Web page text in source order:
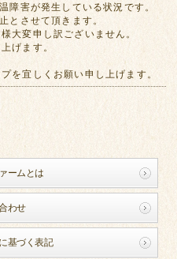
障害が発生している状況です。
とさせて頂きます。
大変申し訳ございません。
げます。
を宜しくお願い申し上げます。
ームとは
わせ
基づく表記